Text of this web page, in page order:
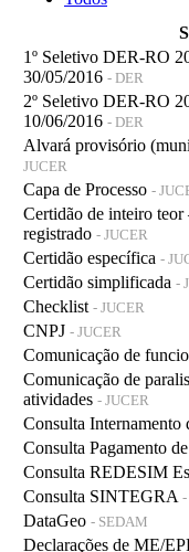
1º Seletivo DER-RO
30/05/2016 - DER
2º Seletivo DER-RO
10/06/2016 - DER
Alvará provisório
JUCER
Capa de Processo -
Certidão de inteiro
registrado - JUCER
Certidão específica -
Certidão simplificada -
Checklist - JUCER
CNPJ - JUCER
Comunicação de
Comunicação de
atividades - JUCER
Consulta Internamento
Consulta Pagamento
Consulta REDESIM
Consulta SINTEGRA -
DataGeo - SEDAM
Declarações de ME/